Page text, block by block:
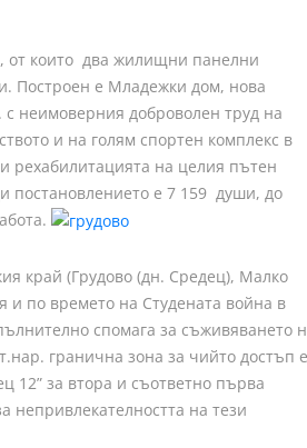
от които два жилищни панелни
Построен е Младежки дом, нова
с неимоверния доброволен труд на
и на голям спортен комплекс в
рехабилитацията на целия пътен
постановлението е 7 159 души, до
край (Грудово (дн. Средец), Малко
и по времето на Студената война в
спомага за съживяването
гранична зона за чийто достъп е
12” за втора и съответно първа
непривлекателността на тези